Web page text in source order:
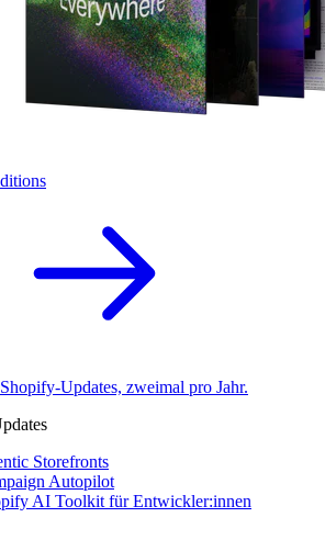
Updates, zweimal pro Jahr.
Storefronts
Autopilot
AI Toolkit für Entwickler:innen